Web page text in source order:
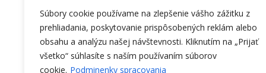
Súbory cookie používame na zlepšenie vášho zážitku z
prehliadania, poskytovanie prispôsobených reklám alebo
obsahu a analýzu našej návštevnosti. Kliknutím na „Prijať
všetko“ súhlasíte s naším používaním súborov
cookie. Podminenky spracovania